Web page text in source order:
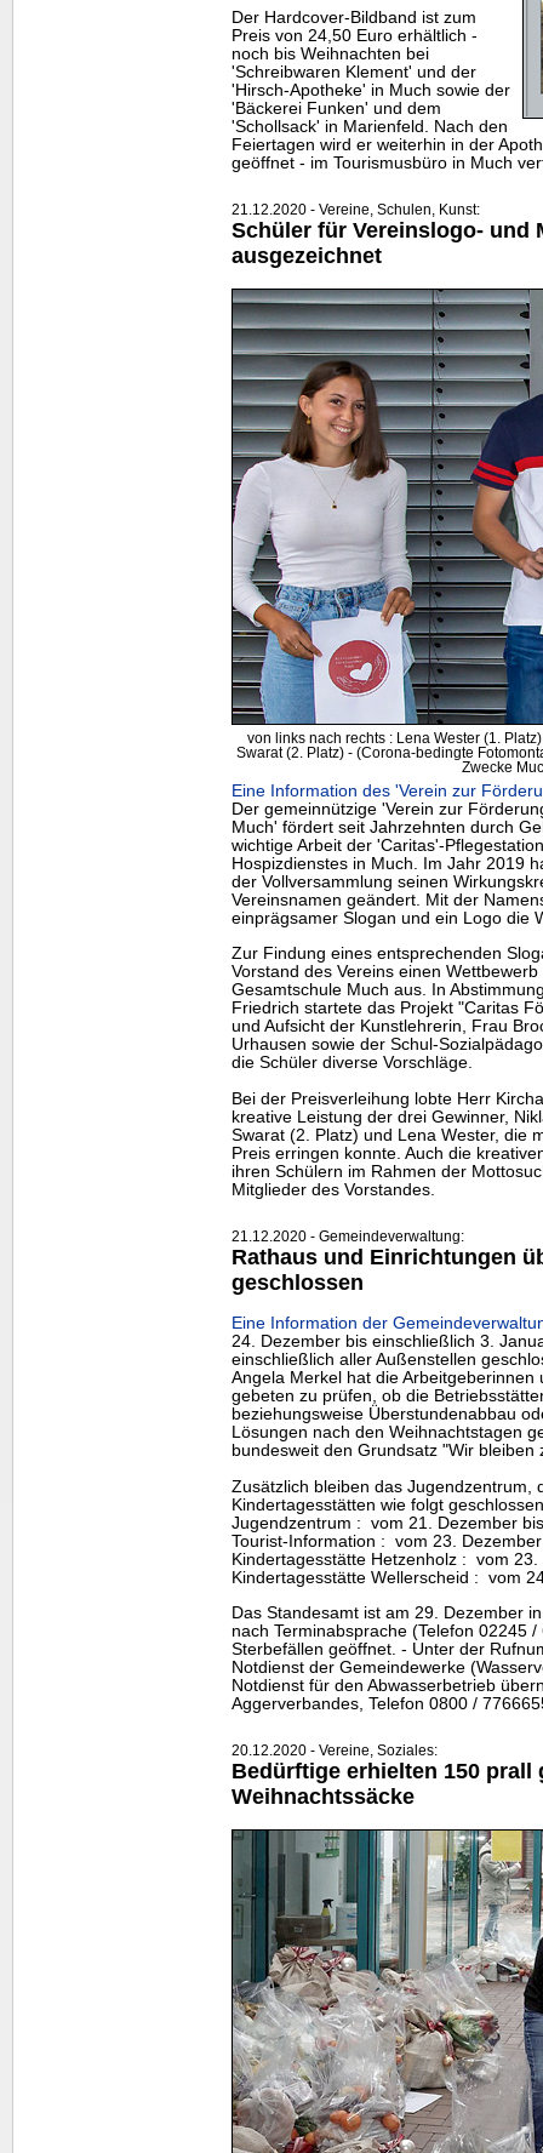
Der Hardcover-Bildband ist zum
Preis von 24,50 Euro erhältlich -
noch bis Weihnachten bei
'Schreibwaren Klement' und der
'Hirsch-Apotheke' in Much sowie der
'Bäckerei Funken' und dem
'Schollsack' in Marienfeld. Nach den
Feiertagen wird er weiterhin in der
geöffnet - im Tourismusbüro in Much
21.12.2020 - Vereine, Schulen, Kunst:
Schüler für Vereinslogo- und
ausgezeichnet
von links nach rechts : Lena Wester (1.
Swarat (2. Platz) - (Corona-bedingte
Zwecke
Eine Information des 'Verein zur
Der gemeinnützige 'Verein zur
Much' fördert seit Jahrzehnten durch
wichtige Arbeit der 'Caritas'-
Hospizdienstes in Much. Im Jahr 2019
der Vollversammlung seinen
Vereinsnamen geändert. Mit der
einprägsamer Slogan und ein Logo die
Zur Findung eines entsprechenden
Vorstand des Vereins einen
Gesamtschule Much aus. In
Friedrich startete das Projekt "Caritas
und Aufsicht der Kunstlehrerin, Frau
Urhausen sowie der Schul-
die Schüler diverse Vorschläge.
Bei der Preisverleihung lobte Herr
kreative Leistung der drei Gewinner,
Swarat (2. Platz) und Lena Wester, die
Preis erringen konnte. Auch die
ihren Schülern im Rahmen der
Mitglieder des Vorstandes.
21.12.2020 - Gemeindeverwaltung:
Rathaus und Einrichtungen
geschlossen
Eine Information der
24. Dezember bis einschließlich 3.
einschließlich aller Außenstellen
Angela Merkel hat die Arbeitgeberinnen
gebeten zu prüfen, ob die
beziehungsweise Überstundenabbau
Lösungen nach den Weihnachtstagen
bundesweit den Grundsatz "Wir
Zusätzlich bleiben das Jugendzentrum,
Kindertagesstätten wie folgt
Jugendzentrum : vom 21. Dezember
Tourist-Information : vom 23.
Kindertagesstätte Hetzenholz : vom
Kindertagesstätte Wellerscheid : vom
Das Standesamt ist am 29. Dezember
nach Terminabsprache (Telefon 02245
Sterbefällen geöffnet. - Unter der
Notdienst der Gemeindewerke
Notdienst für den Abwasserbetrieb
Aggerverbandes, Telefon 0800 /
20.12.2020 - Vereine, Soziales:
Bedürftige erhielten 150 prall
Weihnachtssäcke